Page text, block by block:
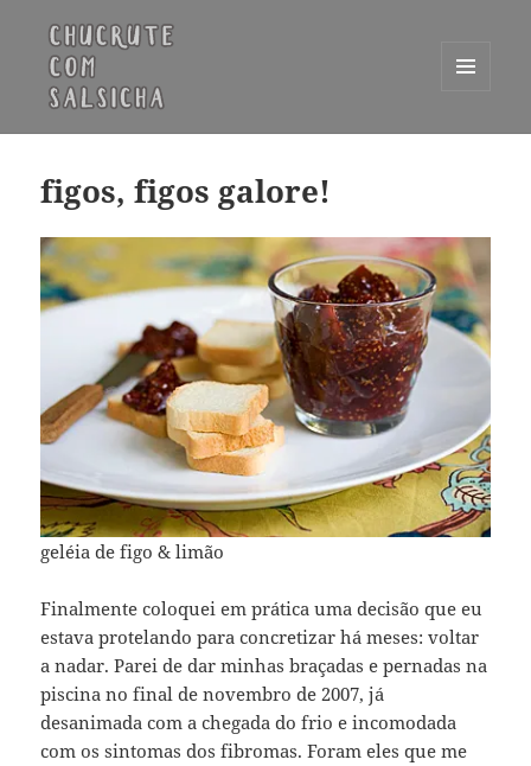
WIDGETS
figos, figos galore!
geléia de figo & limão
Finalmente coloquei em prática uma decisão que eu
estava protelando para concretizar há meses: voltar
a nadar. Parei de dar minhas braçadas e pernadas na
piscina no final de novembro de 2007, já
desanimada com a chegada do frio e incomodada
com os sintomas dos fibromas. Foram eles que me